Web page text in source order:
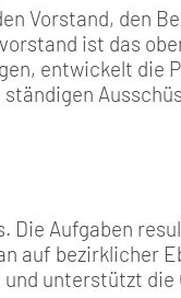
Vorstand, den
ist das
entwickelt die
Die Aufgaben
auf bezirklicher
unterstützt die